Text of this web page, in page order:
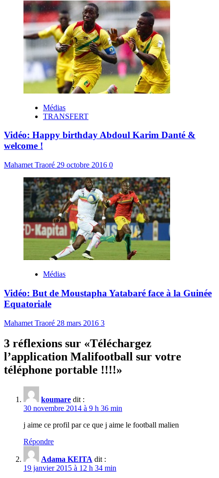
Médias
TRANSFERT
Vidéo: Happy birthday Abdoul Karim Danté &
welcome !
Mahamet Traoré 29 octobre 2016 0
Médias
Vidéo: But de Moustapha Yatabaré face à la Guinée
Equatoriale
Mahamet Traoré 28 mars 2016 3
3 réflexions sur «Téléchargez
l’application Malifootball sur votre
téléphone portable !!!!»
koumare dit :
30 novembre 2014 à 9 h 36 min
j aime ce profil par ce que j aime le football malien
Répondre
Adama KEITA dit :
19 janvier 2015 à 12 h 34 min